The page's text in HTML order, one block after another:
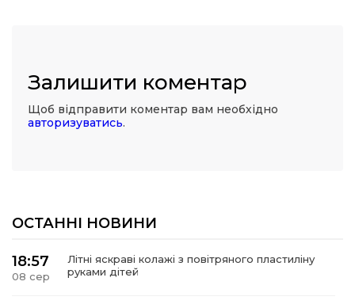
Залишити коментар
Щоб відправити коментар вам необхідно
авторизуватись.
ОСТАННІ НОВИНИ
18:57
08 сер
Літні яскраві колажі з повітряного пластиліну
руками дітей